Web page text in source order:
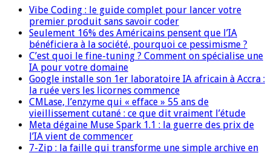
Vibe Coding : le guide complet pour lancer votre
premier produit sans savoir coder
Seulement 16% des Américains pensent que l’IA
bénéficiera à la société, pourquoi ce pessimisme ?
C’est quoi le fine-tuning ? Comment on spécialise une
IA pour votre domaine
Google installe son 1er laboratoire IA africain à Accra :
la ruée vers les licornes commence
CMLase, l’enzyme qui « efface » 55 ans de
vieillissement cutané : ce que dit vraiment l’étude
Meta dégaine Muse Spark 1.1 : la guerre des prix de
l’IA vient de commencer
7-Zip : la faille qui transforme une simple archive en